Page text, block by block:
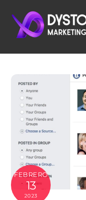
content
FEBRERO
13
2023